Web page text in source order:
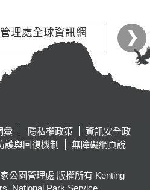
彙 隱私權政策
資訊安全政
護與回復機制
無障礙網頁說
公園管理處 版權所有 Kenting
National Park Service,